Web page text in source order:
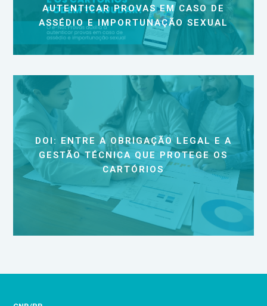
AUTENTICAR PROVAS EM CASO DE
ASSÉDIO E IMPORTUNAÇÃO SEXUAL
DOI: ENTRE A OBRIGAÇÃO LEGAL E A
GESTÃO TÉCNICA QUE PROTEGE OS
CARTÓRIOS